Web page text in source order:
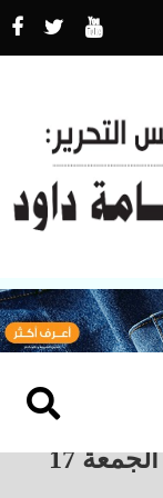
أسعار الخضروات والفاكهة اليوم الجمعة 17